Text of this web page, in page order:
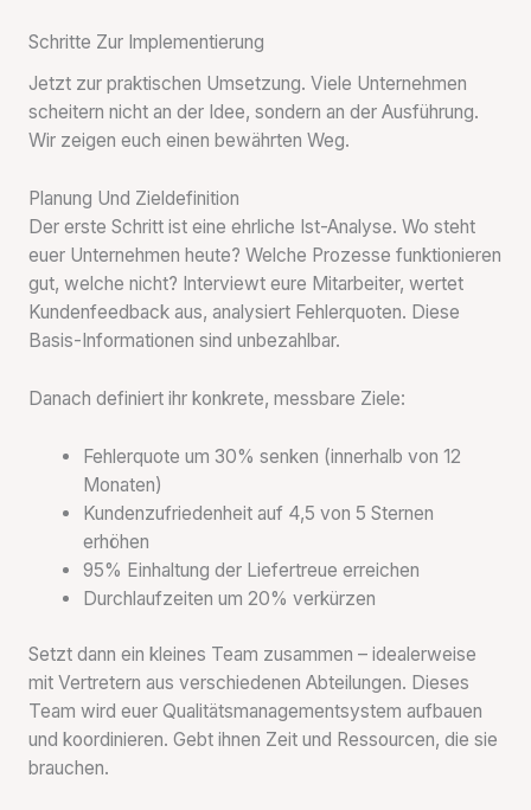
Schritte Zur Implementierung
Jetzt zur praktischen Umsetzung. Viele Unternehmen
scheitern nicht an der Idee, sondern an der Ausführung.
Wir zeigen euch einen bewährten Weg.
Planung Und Zieldefinition
Der erste Schritt ist eine ehrliche Ist-Analyse. Wo steht
euer Unternehmen heute? Welche Prozesse funktionieren
gut, welche nicht? Interviewt eure Mitarbeiter, wertet
Kundenfeedback aus, analysiert Fehlerquoten. Diese
Basis-Informationen sind unbezahlbar.
Danach definiert ihr konkrete, messbare Ziele:
Fehlerquote um 30% senken (innerhalb von 12
Monaten)
Kundenzufriedenheit auf 4,5 von 5 Sternen
erhöhen
95% Einhaltung der Liefertreue erreichen
Durchlaufzeiten um 20% verkürzen
Setzt dann ein kleines Team zusammen – idealerweise
mit Vertretern aus verschiedenen Abteilungen. Dieses
Team wird euer Qualitätsmanagementsystem aufbauen
und koordinieren. Gebt ihnen Zeit und Ressourcen, die sie
brauchen.